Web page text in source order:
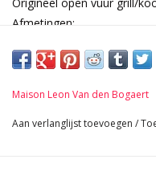
Origineel open vuur grill/
Afmetingen:
24 cm Breedte per stuk 9,45
Maison Leon Van den Bogaert
Aan verlanglijst toevoegen /